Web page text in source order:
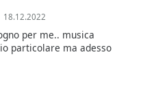
18.12.2022
per me.. musica
particolare ma adesso